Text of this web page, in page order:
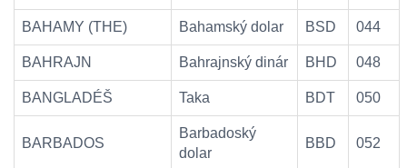
BAHAMY (THE) Bahamský dolar BSD 044
BAHRAJN Bahrajnský dinár BHD 048
BANGLADÉŠ Taka BDT 050
BARBADOS
Barbadoský
dolar
BBD 052